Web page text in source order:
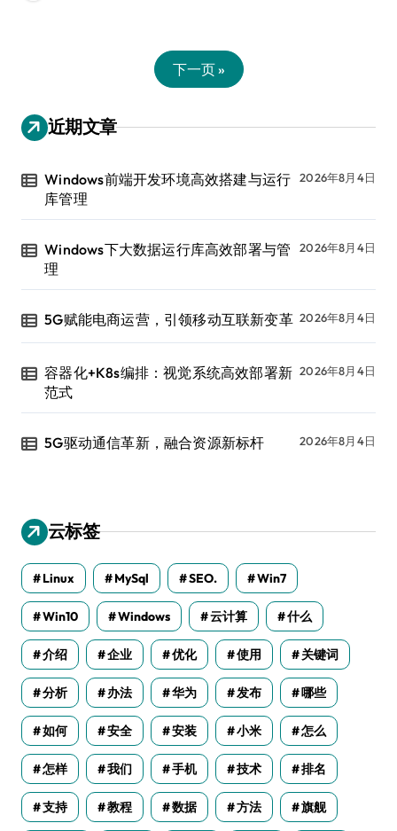
下一页 »
近期文章
Windows前端开发环境高效搭建与运行
库管理
2026年8月4日
Windows下大数据运行库高效部署与管
理
2026年8月4日
5G赋能电商运营，引领移动互联新变革 2026年8月4日
容器化+K8s编排：视觉系统高效部署新
范式
2026年8月4日
5G驱动通信革新，融合资源新标杆 2026年8月4日
云标签
Linux MySql SEO. Win7
Win10 Windows 云计算 什么
介绍 企业 优化 使用 关键词
分析 办法 华为 发布 哪些
如何 安全 安装 小米 怎么
怎样 我们 手机 技术 排名
支持 教程 数据 方法 旗舰